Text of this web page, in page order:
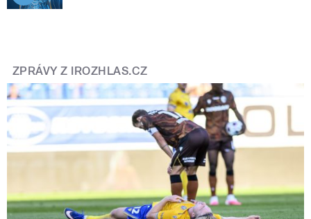
ZPRÁVY Z IROZHLAS.CZ